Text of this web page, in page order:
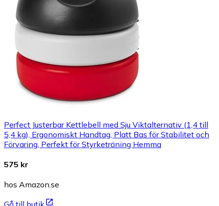
Perfect Justerbar Kettlebell med Sju Viktalternativ (1,4 till
5,4 kg), Ergonomiskt Handtag, Platt Bas för Stabilitet och
Förvaring, Perfekt för Styrketräning Hemma
575 kr
hos Amazon.se